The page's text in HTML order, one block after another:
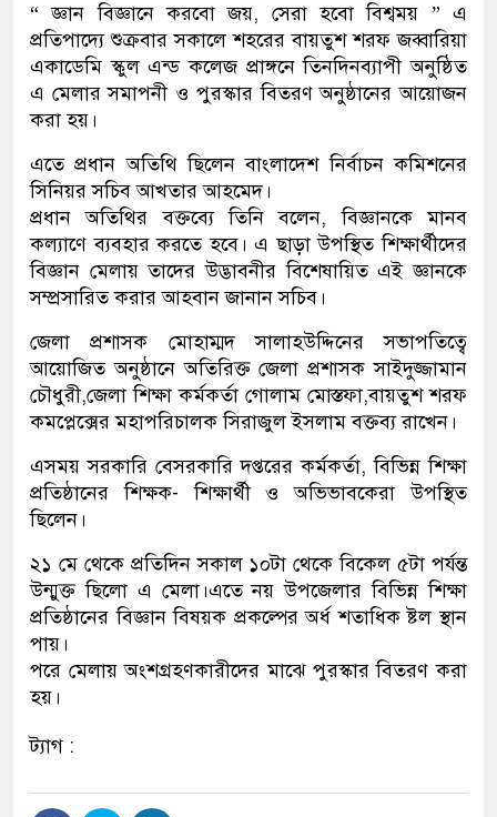
“ জ্ঞান বিজ্ঞানে করবো জয়, সেরা হবো বিশ্বময় ” এ
প্রতিপাদ্যে শুক্রবার সকালে শহরের বায়তুশ শরফ জব্বারিয়া
একাডেমি স্কুল এন্ড কলেজ প্রাঙ্গনে তিনদিনব্যাপী অনুষ্ঠিত
এ মেলার সমাপনী ও পুরস্কার বিতরণ অনুষ্ঠানের আয়োজন
করা হয়।
এতে প্রধান অতিথি ছিলেন বাংলাদেশ নির্বাচন কমিশনের
সিনিয়র সচিব আখতার আহমেদ।
প্রধান অতিথির বক্তব্যে তিনি বলেন, বিজ্ঞানকে মানব
কল্যাণে ব্যবহার করতে হবে। এ ছাড়া উপস্থিত শিক্ষার্থীদের
বিজ্ঞান মেলায় তাদের উদ্ভাবনীর বিশেষায়িত এই জ্ঞানকে
সম্প্রসারিত করার আহবান জানান সচিব।
জেলা প্রশাসক মোহাম্মদ সালাহউদ্দিনের সভাপতিত্বে
আয়োজিত অনুষ্ঠানে অতিরিক্ত জেলা প্রশাসক সাইদুজ্জামান
চৌধুরী,জেলা শিক্ষা কর্মকর্তা গোলাম মোস্তফা,বায়তুশ শরফ
কমপ্লেক্সের মহাপরিচালক সিরাজুল ইসলাম বক্তব্য রাখেন।
এসময় সরকারি বেসরকারি দপ্তরের কর্মকর্তা, বিভিন্ন শিক্ষা
প্রতিষ্ঠানের শিক্ষক- শিক্ষার্থী ও অভিভাবকেরা উপস্থিত
ছিলেন।
২১ মে থেকে প্রতিদিন সকাল ১০টা থেকে বিকেল ৫টা পর্যন্ত
উন্মুক্ত ছিলো এ মেলা।এতে নয় উপজেলার বিভিন্ন শিক্ষা
প্রতিষ্ঠানের বিজ্ঞান বিষয়ক প্রকল্পের অর্ধ শতাধিক ষ্টল স্থান
পায়।
পরে মেলায় অংশগ্রহণকারীদের মাঝে পুরস্কার বিতরণ করা
হয়।
ট্যাগ :